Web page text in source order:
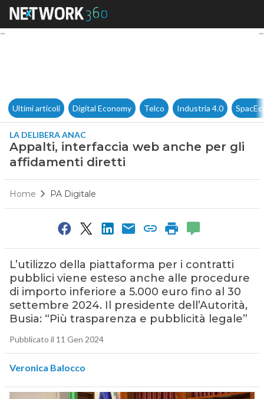
Appalti, interfaccia web
Ultimi articoli Digital Economy Telco Industria 4.0
LA DELIBERA ANAC
Appalti, interfaccia web anche per gli
affidamenti diretti
Home PA Digitale
L’utilizzo della piattaforma per i contratti
pubblici viene esteso anche alle procedure
di importo inferiore a 5.000 euro fino al 30
settembre 2024. Il presidente dell’Autorità,
Busia: “Più trasparenza e pubblicità legale”
Pubblicato il 11 Gen 2024
Veronica Balocco